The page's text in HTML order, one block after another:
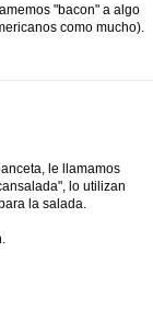
"bacon" a algo
como mucho).
le llamamos
lo utilizan
la salada.